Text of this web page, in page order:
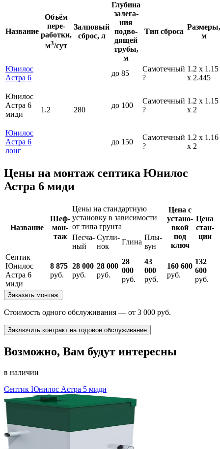
Название
Объём
пере­
работки,
м3/сут
Залповый
сброс, л
Глубина
залега­
ния
подво­
дящей
трубы,
м
Тип сброса
Размеры,
м
Юнилос
Астра 6
1.2 280
до 85
Самотечный
?
1.2 x 1.15
x 2.445
Юнилос
Астра 6
миди
до 100
Самотечный
?
1.2 x 1.15
x 2
Юнилос
Астра 6
лонг
до 150
Самотечный
?
1.2 x 1.16
x 2
Цены на монтаж септика Юнилос
Астра 6 миди
Назва­ние
Шеф-
мон­
таж
Цены на стандартную
установку в зависимости
от типа грунта
Цена с
устано­
вкой
под
ключ
Цена
стан­
ции
Песча­
ный
Сугли­
нок
Глина
Плы­
вун
Септик
Юнилос
Астра 6
миди
8 875
руб.
28 000
руб.
28 000
руб.
28
000
руб.
43
000
руб.
160 600
руб.
132
600
руб.
Заказать монтаж
Стоимость одного обслуживания — от 3 000 руб.
Заключить контракт на годовое обслуживание
Возможно, Вам будут интересны
в наличии
Септик Юнилос Астра 5 миди